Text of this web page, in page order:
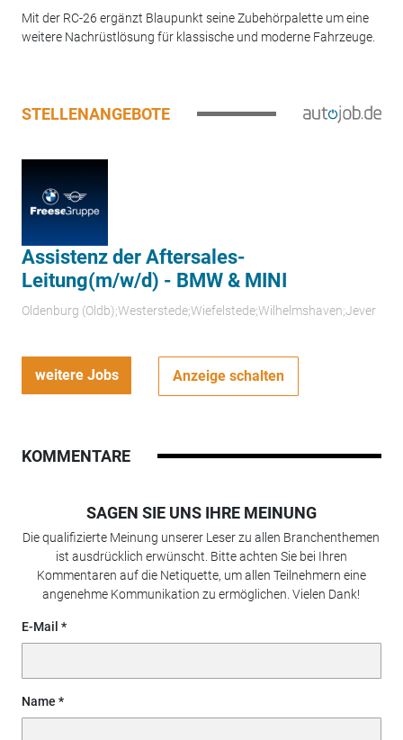
Mit der RC-26 ergänzt Blaupunkt seine Zubehörpalette um eine
weitere Nachrüstlösung für klassische und moderne Fahrzeuge.
STELLENANGEBOTE
Assistenz der Aftersales-
Leitung(m/w/d) - BMW & MINI
Oldenburg (Oldb);Westerstede;Wiefelstede;Wilhelmshaven;Jever
weitere Jobs Anzeige schalten
KOMMENTARE
SAGEN SIE UNS IHRE MEINUNG
Die qualifizierte Meinung unserer Leser zu allen Branchenthemen
ist ausdrücklich erwünscht. Bitte achten Sie bei Ihren
Kommentaren auf die Netiquette, um allen Teilnehmern eine
angenehme Kommunikation zu ermöglichen. Vielen Dank!
E-Mail
Name